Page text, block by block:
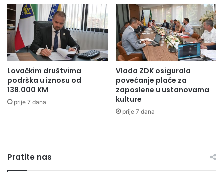
Lovačkim društvima
podrška u iznosu od
138.000 KM
prije 7 dana
Vlada ZDK osigurala
povećanje plaće za
zaposlene u ustanovama
kulture
prije 7 dana
Pratite nas